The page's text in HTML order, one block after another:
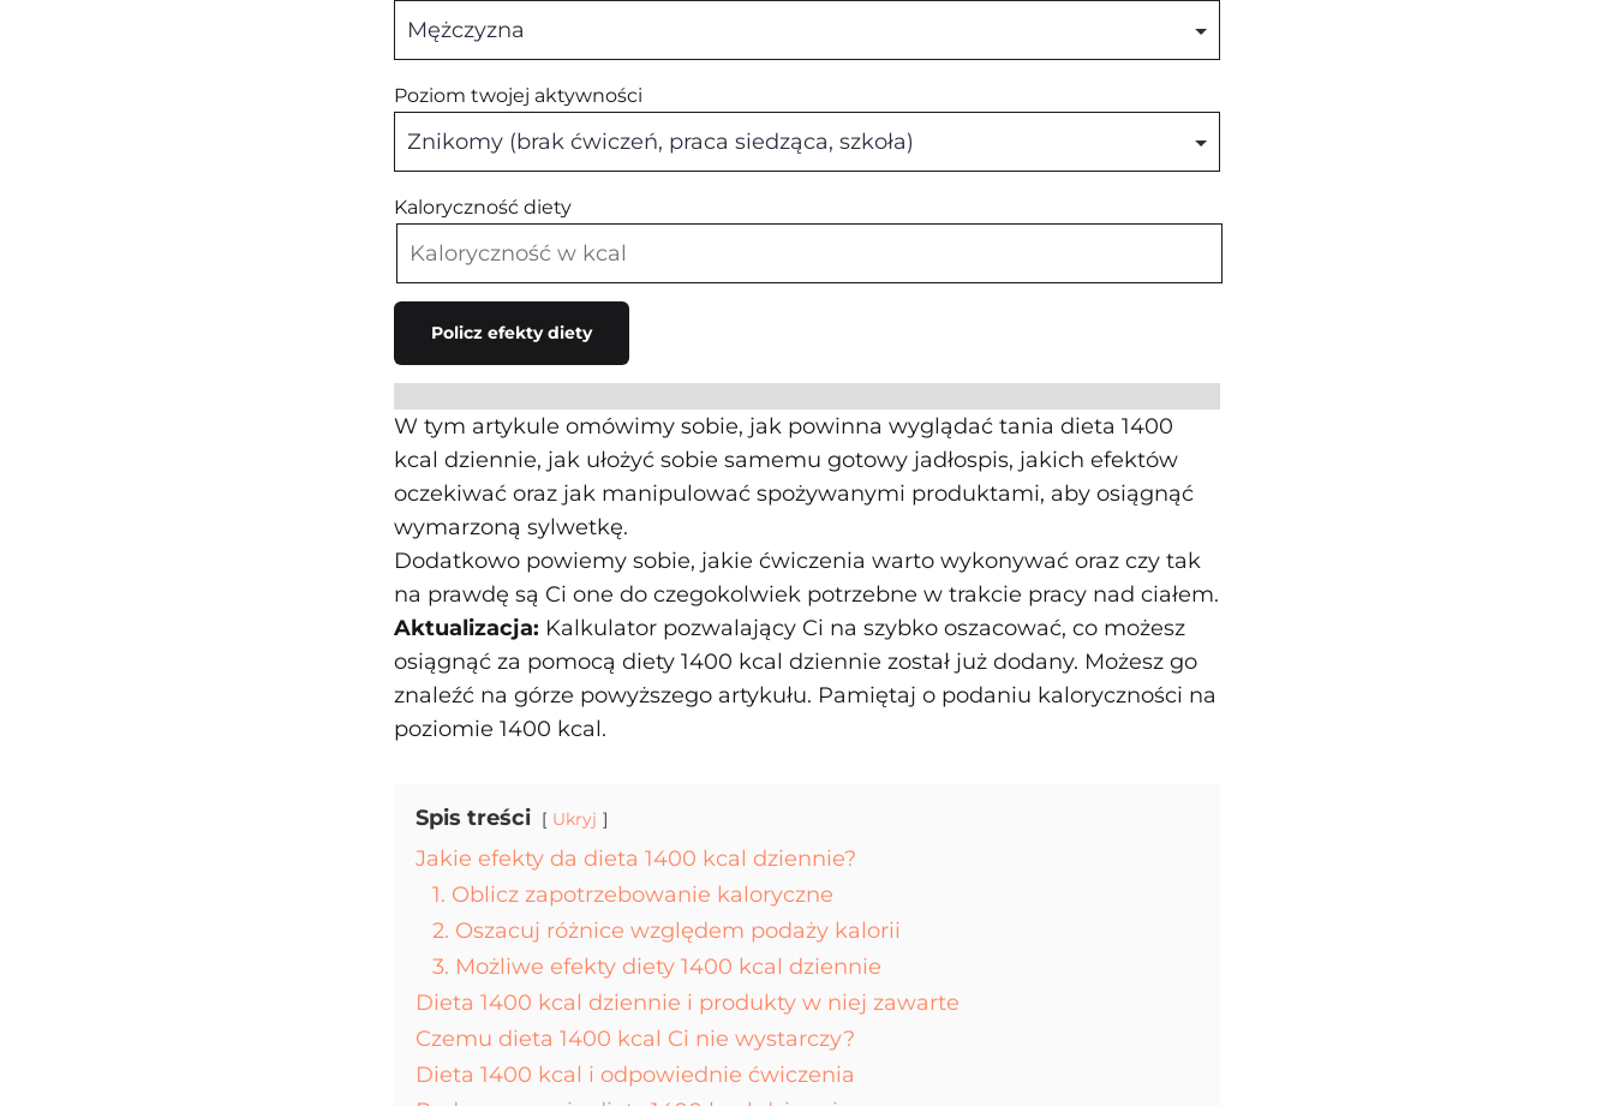
Poziom twojej aktywności
Kaloryczność diety
Policz efekty diety
W tym artykule omówimy sobie, jak powinna wyglądać tania dieta 1400
kcal dziennie, jak ułożyć sobie samemu gotowy jadłospis, jakich efektów
oczekiwać oraz jak manipulować spożywanymi produktami, aby osiągnąć
wymarzoną sylwetkę.
Dodatkowo powiemy sobie, jakie ćwiczenia warto wykonywać oraz czy tak
na prawdę są Ci one do czegokolwiek potrzebne w trakcie pracy nad ciałem.
Aktualizacja: Kalkulator pozwalający Ci na szybko oszacować, co możesz
osiągnąć za pomocą diety 1400 kcal dziennie został już dodany. Możesz go
znaleźć na górze powyższego artykułu. Pamiętaj o podaniu kaloryczności na
poziomie 1400 kcal.
Spis treści Ukryj
Jakie efekty da dieta 1400 kcal dziennie?
1. Oblicz zapotrzebowanie kaloryczne
2. Oszacuj różnice względem podaży kalorii
3. Możliwe efekty diety 1400 kcal dziennie
Dieta 1400 kcal dziennie i produkty w niej zawarte
Czemu dieta 1400 kcal Ci nie wystarczy?
Dieta 1400 kcal i odpowiednie ćwiczenia